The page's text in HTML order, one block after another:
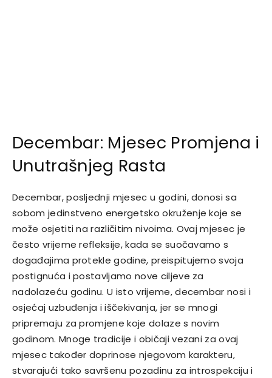
Decembar: Mjesec Promjena i
Unutrašnjeg Rasta
Decembar, posljednji mjesec u godini, donosi sa
sobom jedinstveno energetsko okruženje koje se
može osjetiti na različitim nivoima. Ovaj mjesec je
često vrijeme refleksije, kada se suočavamo s
događajima protekle godine, preispitujemo svoja
postignuća i postavljamo nove ciljeve za
nadolazeću godinu. U isto vrijeme, decembar nosi i
osjećaj uzbuđenja i iščekivanja, jer se mnogi
pripremaju za promjene koje dolaze s novim
godinom. Mnoge tradicije i običaji vezani za ovaj
mjesec također doprinose njegovom karakteru,
stvarajući tako savršenu pozadinu za introspekciju i